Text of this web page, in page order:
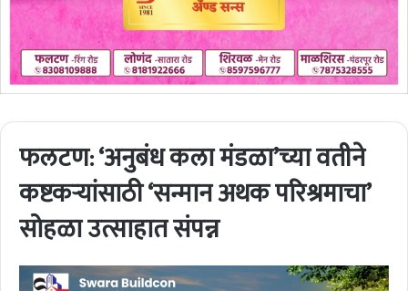
फलटण: ‘अनुबंध कला मंडळा’च्या वतीने
कष्टकऱ्यांसाठी ‘सन्मान अथक परिश्रमाचा’
सोहळा उत्साहात संपन्न